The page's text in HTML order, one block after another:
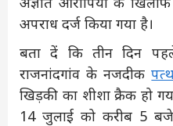
अपराध दर्ज किया गया है।
बता दें कि तीन दिन
राजनांदगांव के नजदीक
खिड़की का शीशा क्रैक हो
14 जुलाई को करीब 5